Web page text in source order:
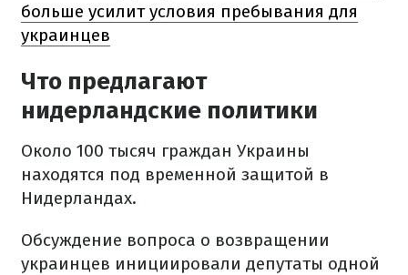
больше усилит условия пребывания для
украинцев
Что предлагают
нидерландские политики
Около 100 тысяч граждан Украины
находятся под временной защитой в
Нидерландах.
Обсуждение вопроса о возвращении
украинцев инициировали депутаты одной